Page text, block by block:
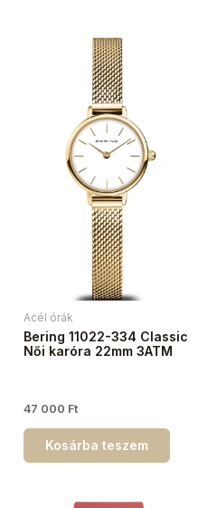
Acél órák
Bering 11022-334 Classic
Női karóra 22mm 3ATM
47 000 Ft
Kosárba teszem